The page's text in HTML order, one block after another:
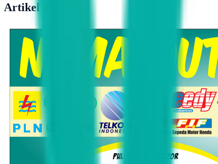
Artikel Terkait